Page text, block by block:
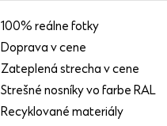
100% reálne fotky
Doprava v cene
Zateplená strecha v cene
Strešné nosníky vo farbe RAL
Recyklované materiály